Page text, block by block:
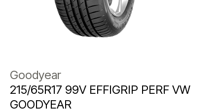
Goodyear
215/65R17 99V EFFIGRIP PERF VW
GOODYEAR